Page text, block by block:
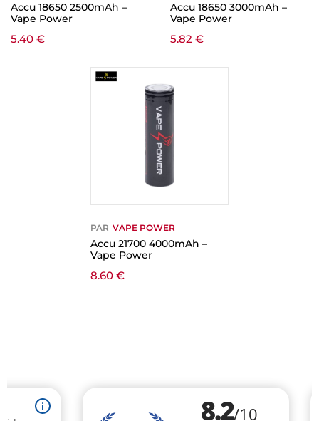
Accu 18650 2500mAh –
Vape Power
5.40 €
Accu 18650 3000mAh –
Vape Power
5.82 €
PAR VAPE POWER
Accu 21700 4000mAh –
Vape Power
8.60 €